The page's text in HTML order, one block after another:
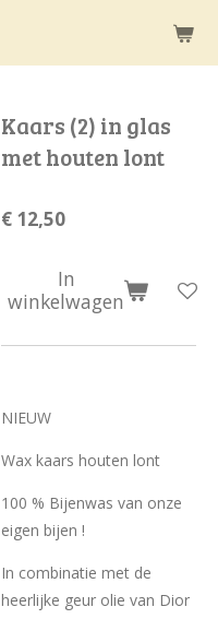
Kaars (2) in glas
met houten lont
€ 12,50
In
winkelwagen
NIEUW
Wax kaars houten lont
100 % Bijenwas van onze
eigen bijen !
In combinatie met de
heerlijke geur olie van Dior